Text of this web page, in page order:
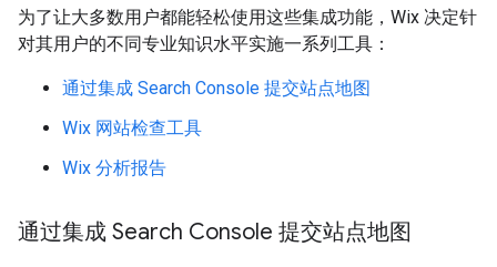
为了让大多数用户都能轻松使用这些集成功能，Wix 决定针
对其用户的不同专业知识水平实施一系列工具：
通过集成 Search Console 提交站点地图
Wix 网站检查工具
Wix 分析报告
通过集成 Search Console 提交站点地图